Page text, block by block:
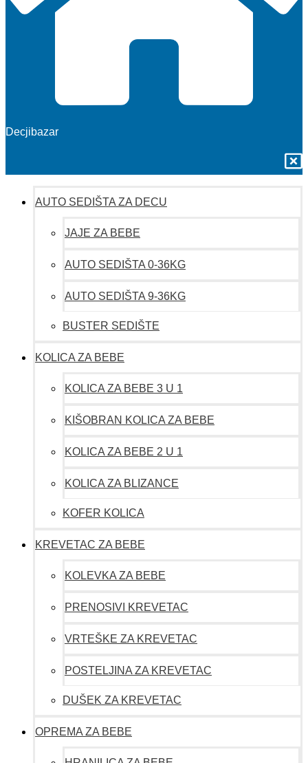
Decjibazar
AUTO SEDIŠTA ZA DECU
JAJE ZA BEBE
AUTO SEDIŠTA 0-36KG
AUTO SEDIŠTA 9-36KG
BUSTER SEDIŠTE
KOLICA ZA BEBE
KOLICA ZA BEBE 3 U 1
KIŠOBRAN KOLICA ZA BEBE
KOLICA ZA BEBE 2 U 1
KOLICA ZA BLIZANCE
KOFER KOLICA
KREVETAC ZA BEBE
KOLEVKA ZA BEBE
PRENOSIVI KREVETAC
VRTEŠKE ZA KREVETAC
POSTELJINA ZA KREVETAC
DUŠEK ZA KREVETAC
OPREMA ZA BEBE